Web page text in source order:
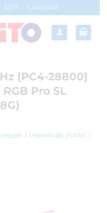
ÁSZF Kapcsolat
(PC4-28800)
Pro SL
/ Memóriák (RAM) /